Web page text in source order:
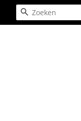
Zoeken